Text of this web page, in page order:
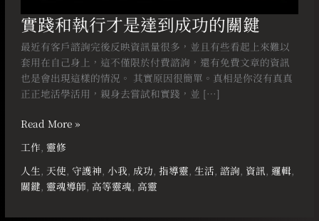
實踐和執行才是達到成功的關鍵
最近有客戶諮詢完後反映資訊量很多，並且有些看起上來難以
套用在自己身上，這不僅限於付費諮詢，還有免費文章的資訊
也是會出現這樣的情況。 其實原因很簡單。真相是你沒有真真
正正地活學活用，親身去嘗試和實踐，並 […]
Read More »
工作,靈修
人生 , 天使,守護神,小我, 成功,指導靈,生活,諮詢, 資訊,邏輯,
關鍵,靈魂導師, 高等靈魂, 高靈